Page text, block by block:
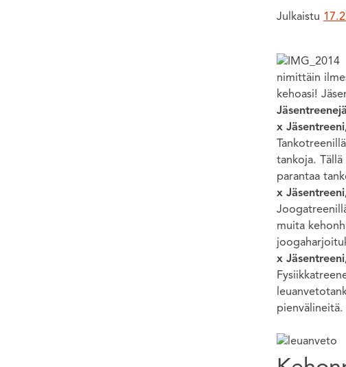
Julkaistu
nimittäin
kehoasi!
x
tankoja.
parantaa
x
muita
x
pienvälineitä.